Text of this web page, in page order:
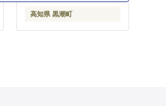
ご当地 本場 高知 黒潮町 ギ
フト 贈答品 人気 返礼品 ふ
高知県 黒潮町